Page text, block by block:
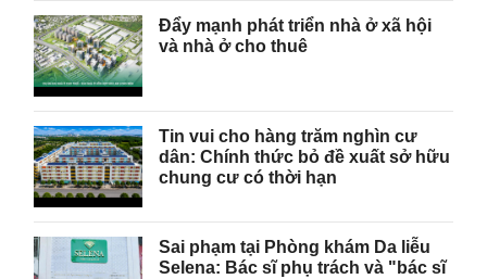
Đẩy mạnh phát triển nhà ở xã hội
và nhà ở cho thuê
Tin vui cho hàng trăm nghìn cư
dân: Chính thức bỏ đề xuất sở hữu
chung cư có thời hạn
Sai phạm tại Phòng khám Da liễu
Selena: Bác sĩ phụ trách và "bác sĩ